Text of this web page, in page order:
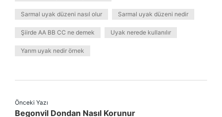
Sarmal uyak düzeni nasıl olur Sarmal uyak düzeni nedir
Şiirde AA BB CC ne demek Uyak nerede kullanılır
Yarım uyak nedir örnek
Önceki Yazı
Begonvil Dondan Nasıl Korunur